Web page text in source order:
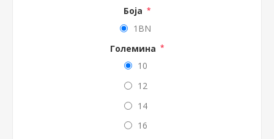
Боја *
1BN
Големина *
10
12
14
16